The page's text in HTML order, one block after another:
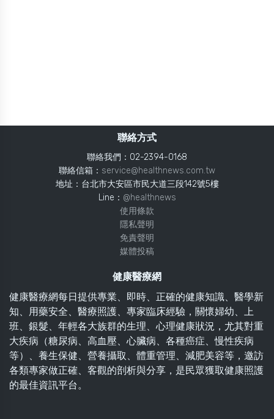
聯絡方式
聯絡我們：02-2394-0168
聯絡信箱： service@healthnews.com.tw
地址：台北市大安區市民大道三段142號5樓
Line： @healthnews
使用條款
隱私聲明
免責聲明
媒體投稿
健康醫療網
健康醫療網每日提供專業、即時、正確的健康知識、醫學新
知、用藥安全、醫療照護、專家臨床經驗，關懷婦幼、上
班、銀髮、年輕各大族群的生理、心理健康狀況，尤其對重
大疾病（糖尿病、高血壓、心臟病、各種癌症、慢性疾病
等）、養生保健、營養攝取、體重管理、減肥美容等，邀訪
各類專家做正確、客觀的剖析與分享，是民眾獲取健康照護
的最佳資訊平台。